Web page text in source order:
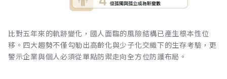
比對五年來的軌跡變化，國人面臨的風險結構已產生根本性位
移。四大趨勢不僅勾勒出高齡化與少子化交織下的生存考驗，更
警示企業與個人必須從單點防禦走向全方位防護布局。